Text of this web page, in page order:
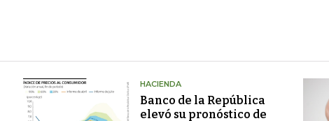
HACIENDA
Banco de la República
elevó su pronóstico de